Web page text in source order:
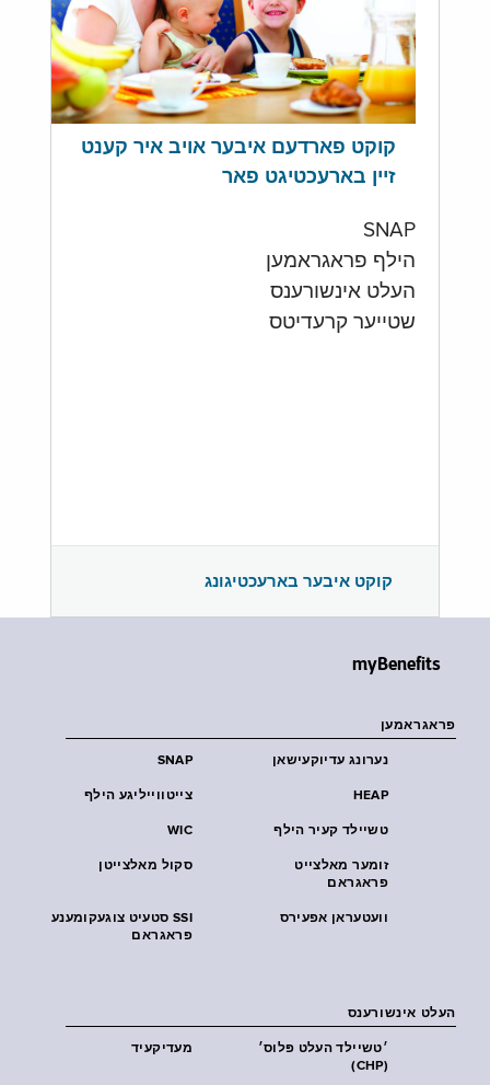
קוקט פארדעם איבער אויב איר קענט
זיין בארעכטיגט פאר
SNAP
הילף פראגראמען
העלט אינשורענס
שטייער קרעדיטס
קוקט איבער בארעכטיגונג
myBenefits
פראגראמען
SNAP נערונג עדיוקעישאן
צייטווייליגע הילף HEAP
WIC טשיילד קעיר הילף
סקול מאלצייטן
זומער מאלצייט
פראגראם
SSI סטעיט צוגעקומענע
פראגראם
וועטעראן אפעירס
העלט אינשורענס
מעדיקעיד
׳טשיילד העלט פּלוס׳
(CHP)